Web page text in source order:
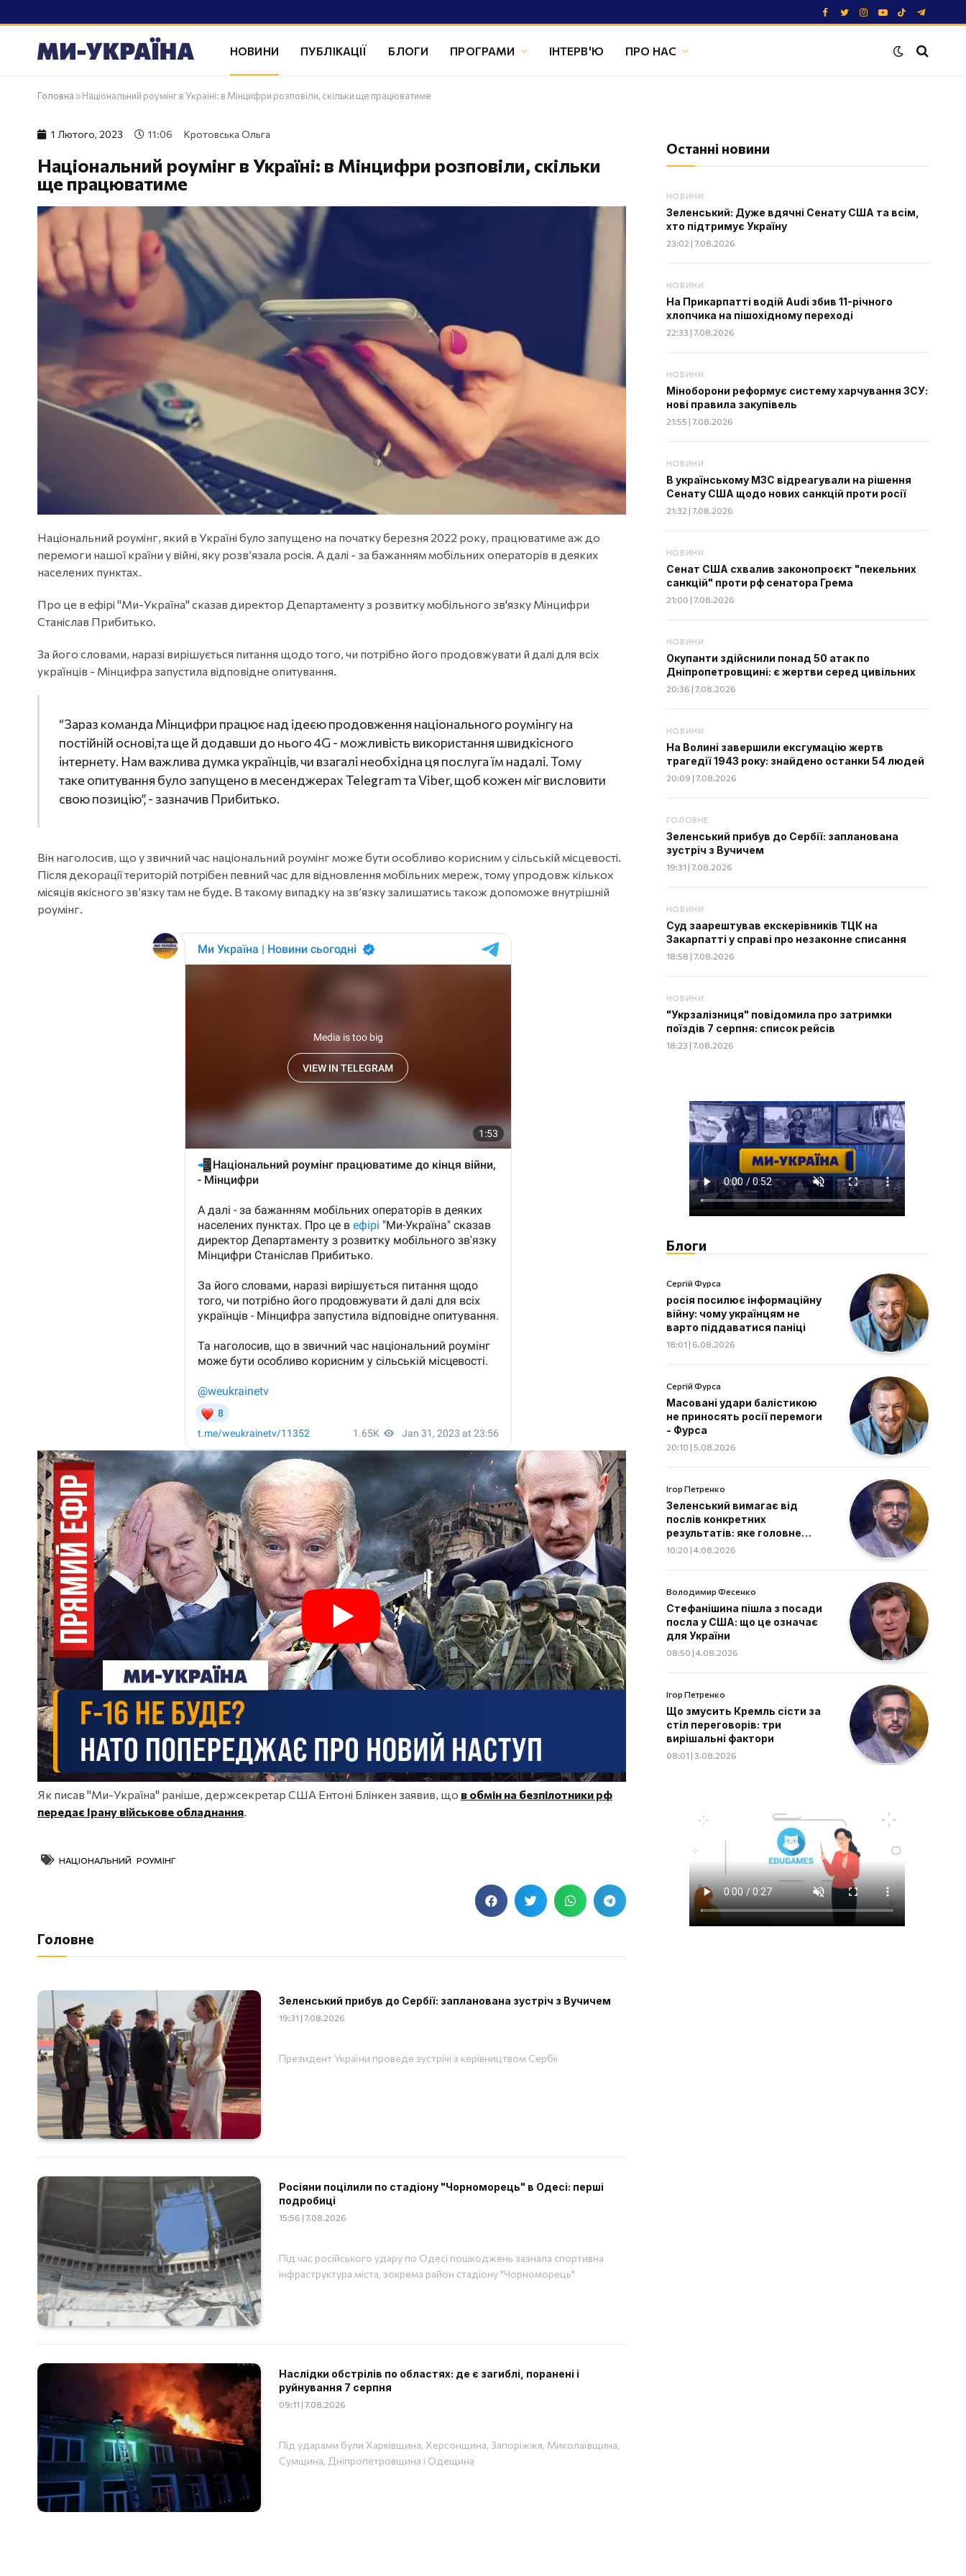
Facebook
TwitterInstagram
YouTube
TikTokTelegram
НОВИНИ ПУБЛІКАЦІЇ БЛОГИ ПРОГРАМИ ІНТЕРВ'Ю ПРО НАС
Головна »Національний роумінг в Україні: в Мінцифри розповіли, скільки ще працюватиме
1 Лютого, 2023 11:06 Кротовська Ольга
Національний роумінг в Україні: в Мінцифри розповіли, скільки
ще працюватиме
Національний роумінг, який в Україні було запущено на початку березня 2022 року, працюватиме аж до
перемоги нашої країни у війні, яку розв’язала росія. А далі - за бажанням мобільних операторів в деяких
населених пунктах.
Про це в ефірі "Ми-Україна" сказав директор Департаменту з розвитку мобільного зв'язку Мінцифри
Станіслав Прибитько.
За його словами, наразі вирішується питання щодо того, чи потрібно його продовжувати й далі для всіх
українців - Мінцифра запустила відповідне опитування.
“Зараз команда Мінцифри працює над ідеєю продовження національного роумінгу на
постійній основі,та ще й додавши до нього 4G - можливість використання швидкісного
інтернету. Нам важлива думка українців, чи взагалі необхідна ця послуга їм надалі. Тому
таке опитування було запущено в месенджерах Telegram та Viber, щоб кожен міг висловити
свою позицію”, - зазначив Прибитько.
Він наголосив, що у звичний час національний роумінг може бути особливо корисним у сільській місцевості.
Після декорації територій потрібен певний час для відновлення мобільних мереж, тому упродовж кількох
місяців якісного зв’язку там не буде. В такому випадку на зв’язку залишатись також допоможе внутрішній
роумінг.
Як писав "Ми-Україна" раніше, держсекретар США Ентоні Блінкен заявив, що в обмін на безпілотники рф
передає Ірану військове обладнання
НАЦІОНАЛЬНИЙ РОУМІНГ
Головне
Зеленський прибув до Сербії: запланована зустріч з Вучичем
19:31 | 7.08.2026
Президент України проведе зустрічі з керівництвом Сербії
Росіяни поцілили по стадіону "Чорноморець" в Одесі: перші
подробиці
15:56 | 7.08.2026
Під час російського удару по Одесі пошкоджень зазнала спортивна
інфраструктура міста, зокрема район стадіону "Чорноморець"
Наслідки обстрілів по областях: де є загиблі, поранені і
руйнування 7 серпня
09:11 | 7.08.2026
Під ударами були Харківщина, Херсонщина, Запоріжжя, Миколаївщина,
Сумщина, Дніпропетровщина і Одещина
Останні новини
НОВИНИ
Зеленський: Дуже вдячні Сенату США та всім,
хто підтримує Україну
23:02 | 7.08.2026
НОВИНИ
На Прикарпатті водій Audi збив 11-річного
хлопчика на пішохідному переході
22:33 | 7.08.2026
НОВИНИ
Міноборони реформує систему харчування ЗСУ:
нові правила закупівель
21:55 | 7.08.2026
НОВИНИ
В українському МЗС відреагували на рішення
Сенату США щодо нових санкцій проти росії
21:32 | 7.08.2026
НОВИНИ
Сенат США схвалив законопроєкт "пекельних
санкцій" проти рф сенатора Грема
21:00 | 7.08.2026
НОВИНИ
Окупанти здійснили понад 50 атак по
Дніпропетровщині: є жертви серед цивільних
20:36 | 7.08.2026
НОВИНИ
На Волині завершили ексгумацію жертв
трагедії 1943 року: знайдено останки 54 людей
20:09 | 7.08.2026
ГОЛОВНЕ
Зеленський прибув до Сербії: запланована
зустріч з Вучичем
19:31 | 7.08.2026
НОВИНИ
Суд заарештував екскерівників ТЦК на
Закарпатті у справі про незаконне списання
18:58 | 7.08.2026
НОВИНИ
"Укрзалізниця" повідомила про затримки
поїздів 7 серпня: список рейсів
18:23 | 7.08.2026
Блоги
Сергій Фурса
росія посилює інформаційну
війну: чому українцям не
варто піддаватися паніці
18:01 | 6.08.2026
Сергій Фурса
Масовані удари балістикою
не приносять росії перемоги
- Фурса
20:10 | 5.08.2026
Ігор Петренко
Зеленський вимагає від
послів конкретних
результатів: яке головне
завдання дипломатів
10:20 | 4.08.2026
Володимир Фесенко
Стефанішина пішла з посади
посла у США: що це означає
для України
08:50 | 4.08.2026
Ігор Петренко
Що змусить Кремль сісти за
стіл переговорів: три
вирішальні фактори
08:01 | 3.08.2026